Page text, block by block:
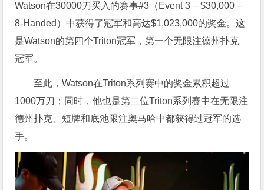
Watson在30000刀买入的赛事#3（Event 3 – $30,000 –
8-Handed）中获得了冠军和高达$1,023,000的奖金。这
是Watson的第四个Triton冠军，第一个无限注德州扑克
冠军。
至此，Watson在Triton系列赛中的奖金累积超过
1000万刀；同时，他也是第二位Triton系列赛中在无限注
德州扑克、短牌和底池限注奥马哈中都获得过冠军的选
手。